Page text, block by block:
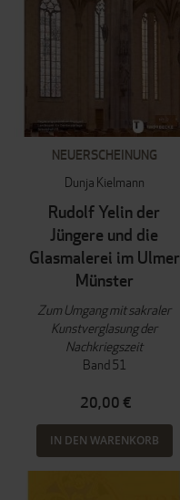
NEUERSCHEINUNG
Dunja Kielmann
Rudolf Yelin der
Jüngere und die
Glasmalerei im Ulmer
Münster
Zum Umgang mit sakraler
Kunstverglasung der
Nachkriegszeit
Band 51
20,00 €
IN DEN WARENKORB